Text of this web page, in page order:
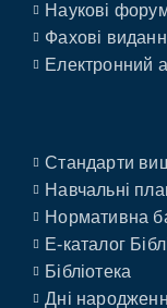
Наукові
Фахові
Електронний
Стандарти
Навчальні
Нормативна
E-каталог
Бібліотека
Дні